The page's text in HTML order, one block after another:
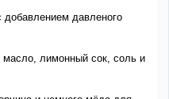
давленого
лимонный сок, соль и